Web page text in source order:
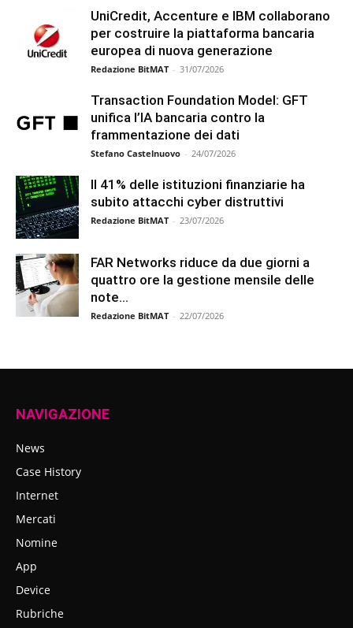
UniCredit, Accenture e IBM collaborano
per costruire la piattaforma bancaria
europea di nuova generazione
Redazione BitMAT - 31/07/2026
Transaction Foundation Model: GFT
unifica l’IA bancaria contro la
frammentazione dei dati
Stefano Castelnuovo - 24/07/2026
Il 41% delle istituzioni finanziarie ha
subito attacchi cyber distruttivi
Redazione BitMAT - 23/07/2026
FAR Networks riduce da due giorni a
quattro ore la gestione mensile delle
note...
Redazione BitMAT - 22/07/2026
NAVIGAZIONE
News
Case History
Internet
Mercati
Nomine
App
Device
Rubriche